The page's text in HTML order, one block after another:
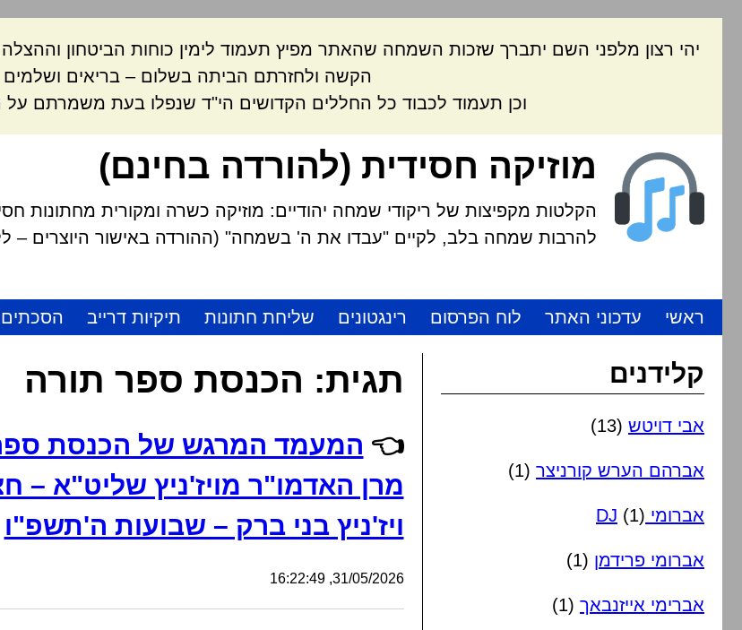
יהי רצון מלפני השם יתברך שזכות השמחה שהאתר מפיץ תעמוד לימין כוחות הביטחון
הקשה ולחזרתם הביתה בשלום – בריאים ושלמים
וכן תעמוד לכבוד כל החללים הקדושים הי"ד שנפלו בעת משמרתם על
מוזיקה חסידית (להורדה בחינם)
הקלטות מקפיצות של ריקודי שמחה יהודיים: מוזיקה כשרה ומקורית מחתונות
להרבות שמחה בלב, לקיים "עבדו את ה' בשמחה" (ההורדה באישור היוצרים –
ראשי עדכוני האתר לוח הפרסום רינגטונים שליחת חתונות תיקיות דרייב
תגית: הכנסת ספר תורה
👈 המעמד המרגש של הכנסת
מרן האדמו"ר מויז'ניץ שליט"א –
ויז'ניץ בני ברק – שבועות ה'תשפ"ו
31/05/2026, 16:22:49
קלידנים
אבי דויטש (13)
אברהם הערש קורניצר (1)
אברומי DJ (1)
אברומי פרידמן (1)
אברימי אייזנבאך (1)